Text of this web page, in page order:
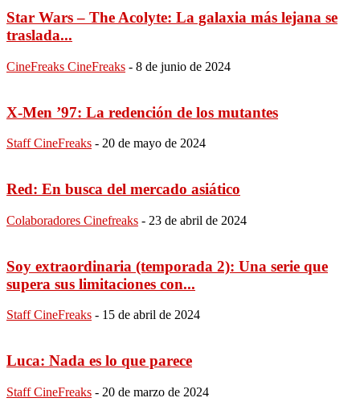
Star Wars – The Acolyte: La galaxia más lejana se
traslada...
CineFreaks CineFreaks - 8 de junio de 2024
X-Men ’97: La redención de los mutantes
Staff CineFreaks - 20 de mayo de 2024
Red: En busca del mercado asiático
Colaboradores Cinefreaks - 23 de abril de 2024
Soy extraordinaria (temporada 2): Una serie que
supera sus limitaciones con...
Staff CineFreaks - 15 de abril de 2024
Luca: Nada es lo que parece
Staff CineFreaks - 20 de marzo de 2024